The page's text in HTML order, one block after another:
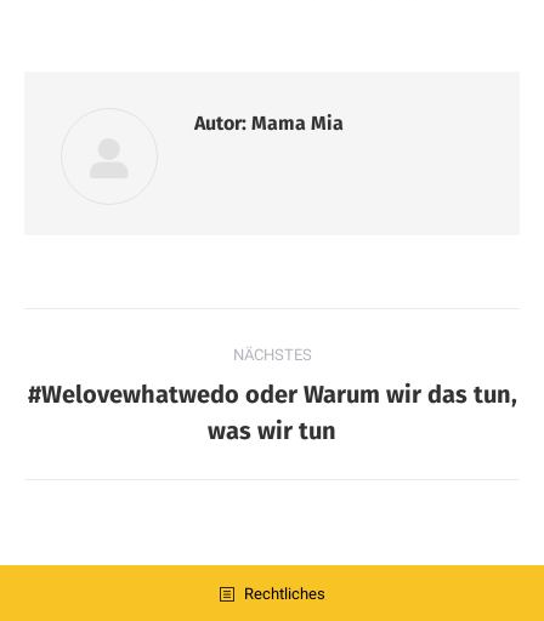
Autor: Mama Mia
NÄCHSTES
Nächster
Beitrag:
#Welovewhatwedo oder Warum wir das tun,
was wir tun
Rechtliches